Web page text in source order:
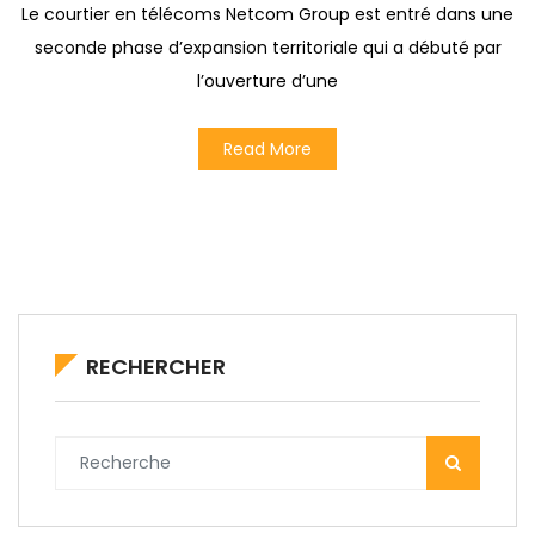
Le courtier en télécoms Netcom Group est entré dans une
seconde phase d’expansion territoriale qui a débuté par
l’ouverture d’une
Read More
RECHERCHER